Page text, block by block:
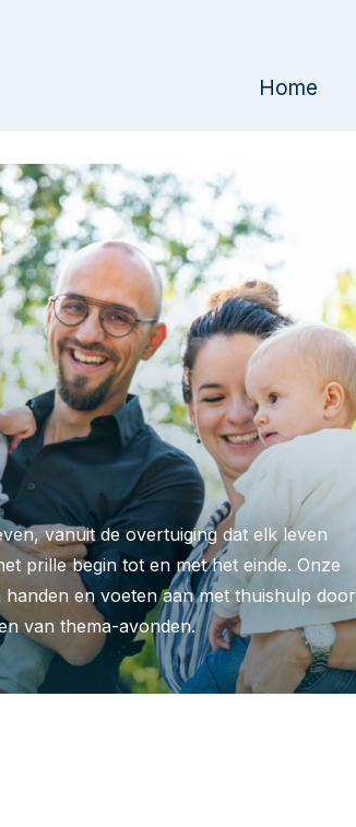
Home
vanuit de overtuiging dat elk leven
prille begin tot en met het einde. Onze
en voeten aan met thuishulp door
van thema-avonden.